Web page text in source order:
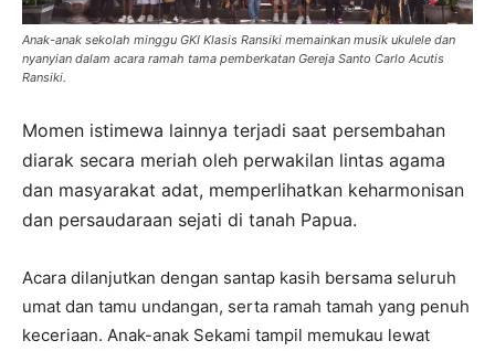
Anak-anak sekolah minggu GKI Klasis Ransiki memainkan musik ukulele dan
nyanyian dalam acara ramah tama pemberkatan Gereja Santo Carlo Acutis
Ransiki.
Momen istimewa lainnya terjadi saat persembahan
diarak secara meriah oleh perwakilan lintas agama
dan masyarakat adat, memperlihatkan keharmonisan
dan persaudaraan sejati di tanah Papua.
Acara dilanjutkan dengan santap kasih bersama seluruh
umat dan tamu undangan, serta ramah tamah yang penuh
keceriaan. Anak-anak Sekami tampil memukau lewat